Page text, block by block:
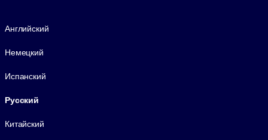
Английский
Немецкий
Испанский
Русский
Китайский